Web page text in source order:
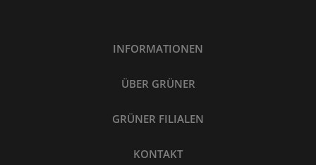
INFORMATIONEN
ÜBER GRÜNER
GRÜNER FILIALEN
KONTAKT